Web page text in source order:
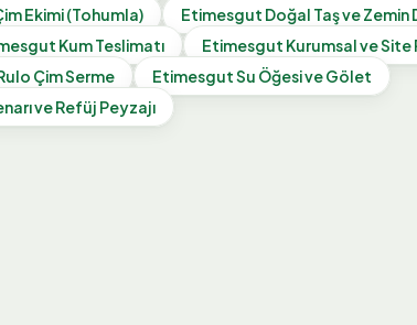
Ekimi (Tohumla) Etimesgut Doğal Taş ve Zemin
Kum Teslimatı Etimesgut Kurumsal ve Site
Çim Serme EtimesgutSu Öğesi ve Gölet
ve Refüj Peyzajı